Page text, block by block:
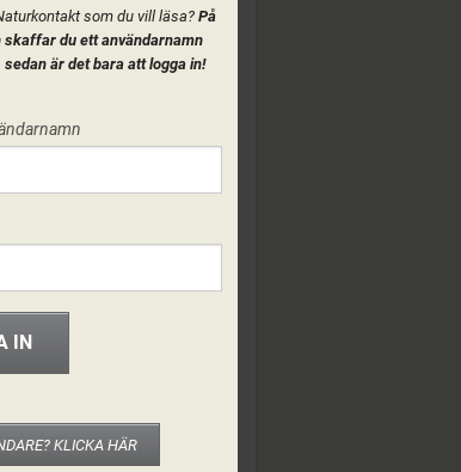
som du vill läsa?På
skaffar du ett användarnamn
är det bara att logga in!
KLICKA HÄR